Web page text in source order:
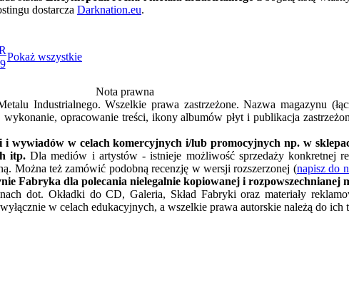
dostarcza Darknation.eu.
Pokaż wszystkie
9
Nota prawna
Industrialnego. Wszelkie prawa zastrzeżone. Nazwa magazynu
opracowanie treści, ikony albumów płyt i publikacja
wywiadów w celach komercyjnych i/lub promocyjnych np. w
itp. Dla mediów i artystów - istnieje możliwość sprzedaży konkretnej
Można też zamówić podobną recenzję w wersji rozszerzonej (napisz do
Fabryka dla polecania nielegalnie kopiowanej i rozpowszechnianej
dot. Okładki do CD, Galeria, Skład Fabryki oraz materiały
w celach edukacyjnych, a wszelkie prawa autorskie należą do ich